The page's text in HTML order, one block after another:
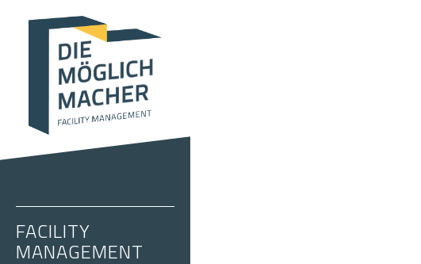
FACILITY
MANAGEMENT